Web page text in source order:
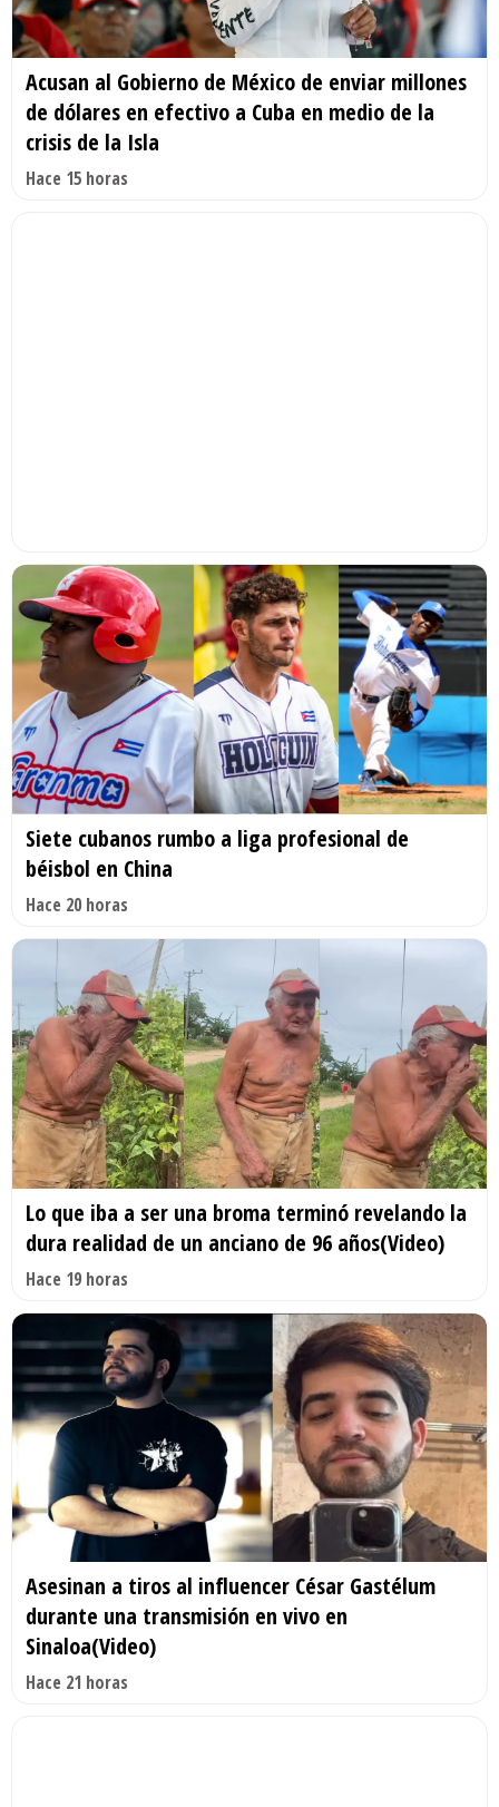
Acusan al Gobierno de México de enviar millones
de dólares en efectivo a Cuba en medio de la
crisis de la Isla
Hace 15 horas
Siete cubanos rumbo a liga profesional de
béisbol en China
Hace 20 horas
Lo que iba a ser una broma terminó revelando la
dura realidad de un anciano de 96 años(Video)
Hace 19 horas
Asesinan a tiros al influencer César Gastélum
durante una transmisión en vivo en
Sinaloa(Video)
Hace 21 horas